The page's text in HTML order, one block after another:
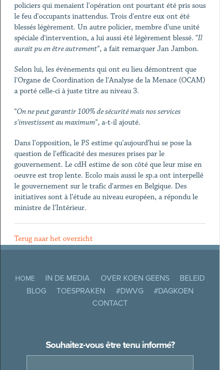
policiers qui menaient l'opération ont pourtant été pris sous
le feu d'occupants inattendus. Trois d'entre eux ont été
blessés légèrement. Un autre policier, membre d'une unité
spéciale d'intervention, a lui aussi été légèrement blessé. "Il
aurait pu en être autrement", a fait remarquer Jan Jambon.
Selon lui, les événements qui ont eu lieu démontrent que
l'Organe de Coordination de l'Analyse de la Menace (OCAM)
a porté celle-ci à juste titre au niveau 3.
"On ne peut garantir 100% de sécurité mais nos services
s'investissent au maximum", a-t-il ajouté.
Dans l'opposition, le PS estime qu'aujourd'hui se pose la
question de l'efficacité des mesures prises par le
gouvernement. Le cdH estime de son côté que leur mise en
oeuvre est trop lente. Ecolo mais aussi le sp.a ont interpellé
le gouvernement sur le trafic d'armes en Belgique. Des
initiatives sont à l'étude au niveau européen, a répondu le
ministre de l'Intérieur.
Terug naar het overzicht
HOME IN DE MEDIA OVER KOEN GEENS
BELEID
BLOG
TOESPRAKEN #DWVG
#DAGKOEN
CONTACT
Souhaitez-vous être tenu informé?